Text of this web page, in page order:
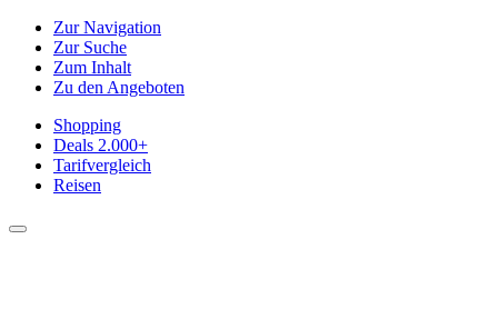
Zur Navigation
Zur Suche
Zum Inhalt
Zu den Angeboten
Shopping
Deals 2.000+
Tarifvergleich
Reisen